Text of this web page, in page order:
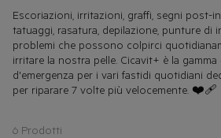
Escoriazioni, irritazioni, graffi, segni post-
tatuaggi, rasatura, depilazione, punture
problemi che possono colpirci
irritare la nostra pelle. Cicavit+ è la
d'emergenza per i vari fastidi quotidiani
per riparare 7 volte più velocemente. ❤️‍🩹
6 Prodotti